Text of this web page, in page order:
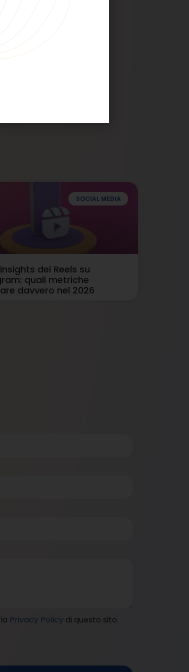
SOCIAL MEDIA
dei Reels su
quali metriche
davvero nel 2026
Privacy Policy di questo sito.